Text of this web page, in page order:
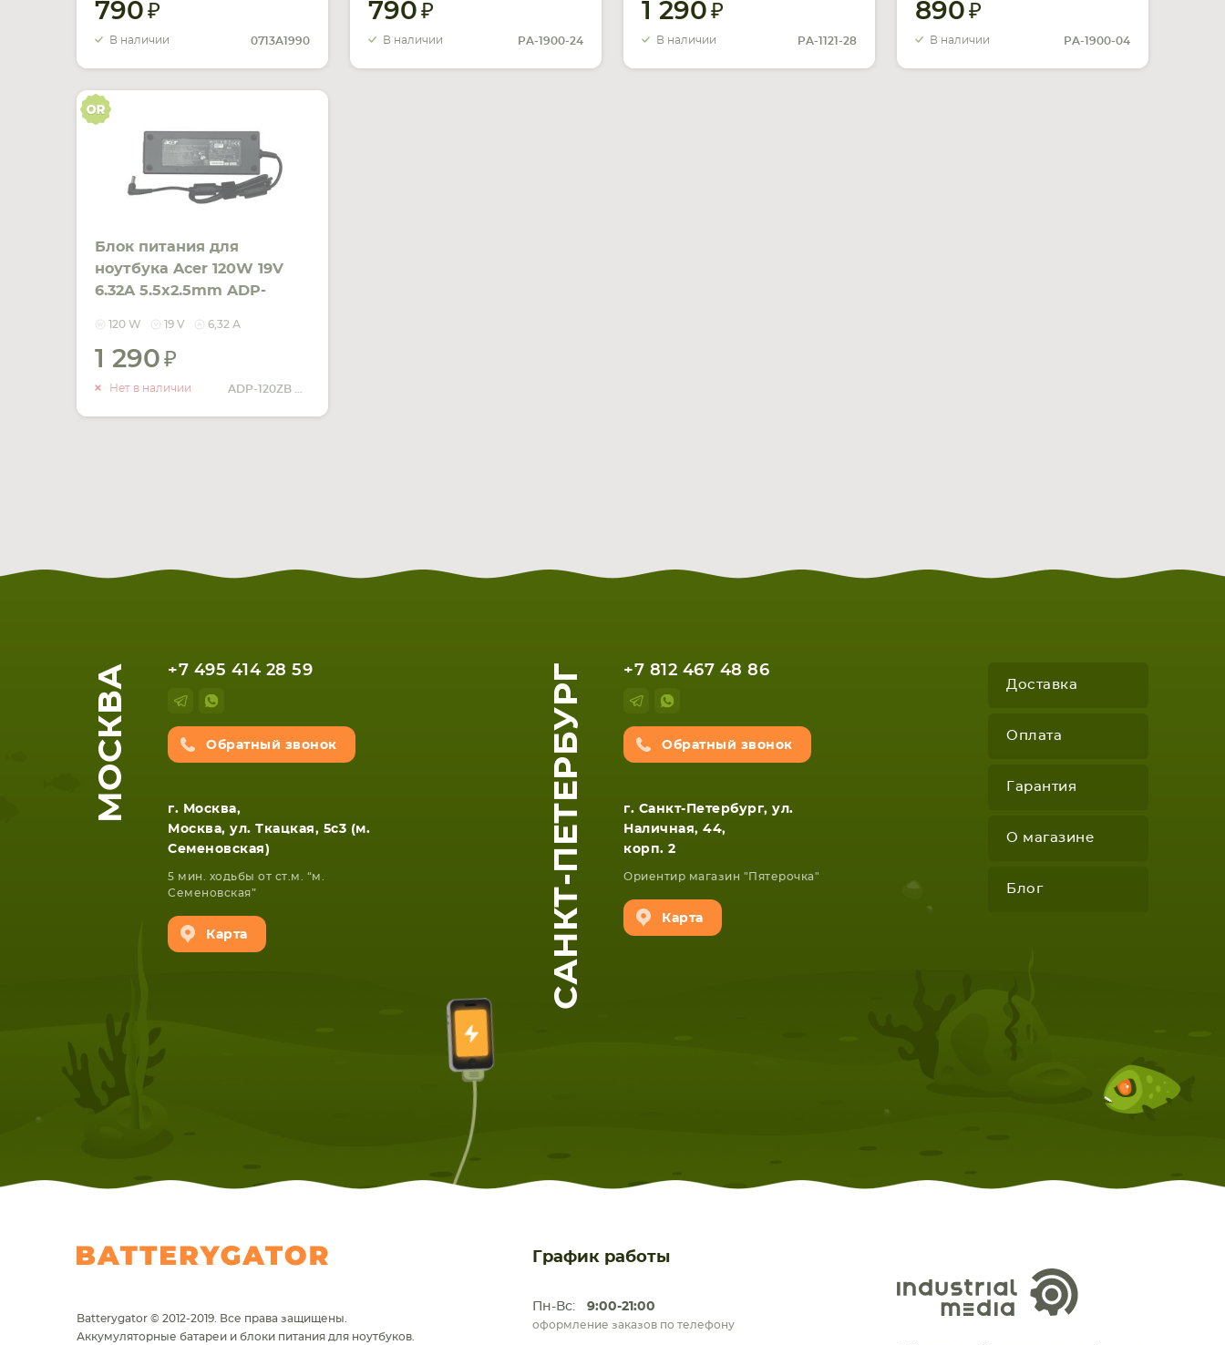
СМАРТФОНА
КОМПЛЕКТУЮЩИЕ
790
В наличии 0713A1990
790
В наличии PA-1900-24
1 290
В наличии PA-1121-28
890
В наличии PA-1900-04
Блок питания для
ноутбука Acer 120W 19V
6.32A 5.5x2.5mm ADP-
120 W 19 V 6,32 А
1 290
Нет в наличии
О НАЛИЧИИ
МОСКВА +7 495 414 28 59
Обратный звонок
г. Москва,
Москва, ул. Ткацкая, 5с3 (м.
Семеновская)
5 мин. ходьбы от ст.м. “м.
Семеновская”
Карта САНКТ-ПЕТЕРБУРГ +7 812 467 48 86
Обратный звонок
г. Санкт-Петербург, ул.
Наличная, 44,
корп. 2
Ориентир магазин "Пятерочка"
Карта
Доставка
Оплата
Гарантия
О магазине
Блог
График работы
Пн-Вс: 9:00-21:00
оформление заказов по телефону
Batterygator © 2012-2019. Все права защищены.
Аккумуляторные батареи и блоки питания для ноутбуков.